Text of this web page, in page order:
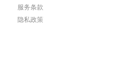
服务条款
隐私政策